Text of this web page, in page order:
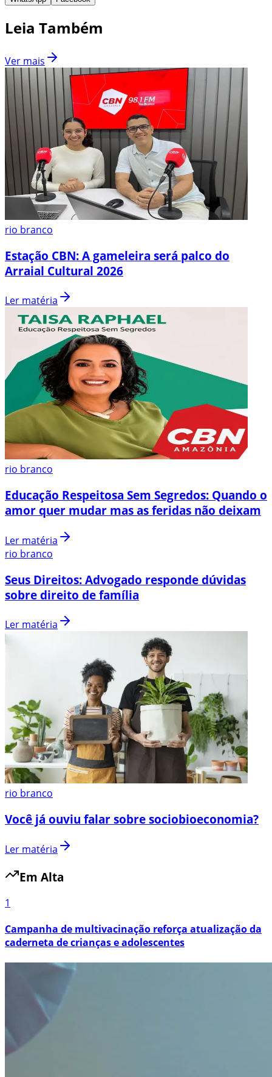
Leia Também
Ver mais
rio branco
Estação CBN: A gameleira será palco do
Arraial Cultural 2026
Ler matéria
rio branco
Educação Respeitosa Sem Segredos: Quando o
amor quer mudar mas as feridas não deixam
Ler matéria
rio branco
Seus Direitos: Advogado responde dúvidas
sobre direito de família
Ler matéria
rio branco
Você já ouviu falar sobre sociobioeconomia?
Ler matéria
Em Alta
1
Campanha de multivacinação reforça atualização da
caderneta de crianças e adolescentes